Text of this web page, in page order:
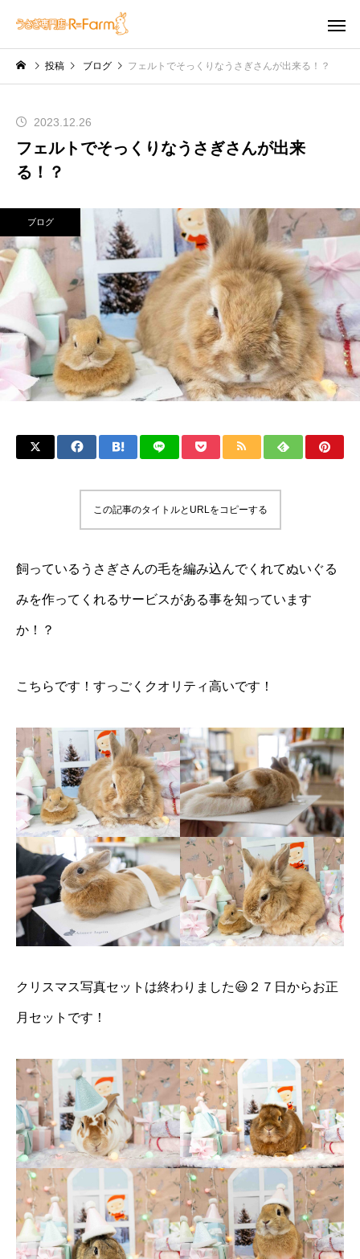
投稿 ブログ フェルトでそっくりなうさぎさんが出来る！？
2023.12.26
フェルトでそっくりなうさぎさんが出来
る！？
ブログ
この記事のタイトルとURLをコピーする
飼っているうさぎさんの毛を編み込んでくれてぬいぐる
みを作ってくれるサービスがある事を知っています
か！？
こちらです！すっごくクオリティ高いです！
クリスマス写真セットは終わりました😃２７日からお正
月セットです！